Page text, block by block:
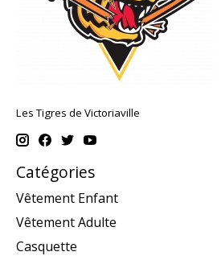
Les Tigres de Victoriaville
Catégories
Vêtement Enfant
Vêtement Adulte
Casquette